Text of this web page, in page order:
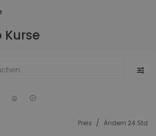
Kurse
Preis / Ändern 24 Std